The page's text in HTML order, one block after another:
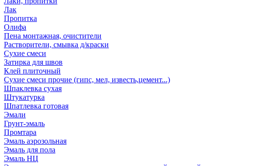
Лак
Пропитка
Олифа
Пена монтажная, очистители
Растворители, смывка д/краски
Сухие смеси
Затирка для швов
Клей плиточный
Сухие смеси прочие (гипс, мел, известь,цемент...)
Шпаклевка сухая
Штукатурка
Шпатлевка готовая
Эмали
Грунт-эмаль
Промтара
Эмаль аэрозольная
Эмаль для пола
Эмаль НЦ